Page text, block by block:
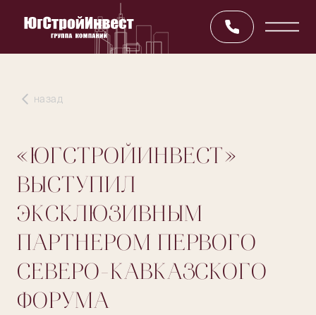
назад
«ЮГСТРОЙИНВЕСТ»
ВЫСТУПИЛ
ЭКСКЛЮЗИВНЫМ
ПАРТНЕРОМ ПЕРВОГО
СЕВЕРО-КАВКАЗСКОГО
ФОРУМА